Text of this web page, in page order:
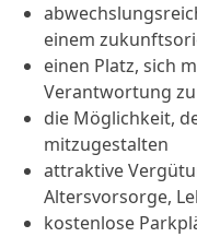
einem
einen Platz, sich
Verantwortung
die Möglichkeit,
mitzugestalten
attraktive
Altersvorsorge,
kostenlose